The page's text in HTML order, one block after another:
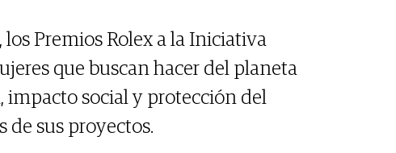
los Premios Rolex a la Iniciativa
que buscan hacer del planeta
social y protección del
de sus proyectos.